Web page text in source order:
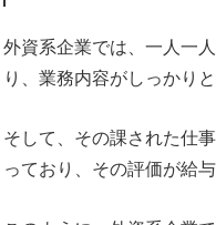
外資系企業では、一人一
り、業務内容がしっかり
そして、その課された仕
っており、その評価が給